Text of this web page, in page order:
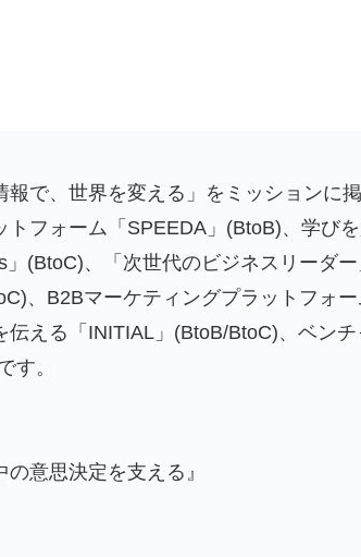
報で、世界を変える」をミッションに
トフォーム「SPEEDA」(BtoB)、学び
」(BtoC)、「次世代のビジネスリーダ
、B2Bマーケティングプラットフォ
伝える「INITIAL」(BtoB/BtoC)、ベン
す。
の意思決定を支える』